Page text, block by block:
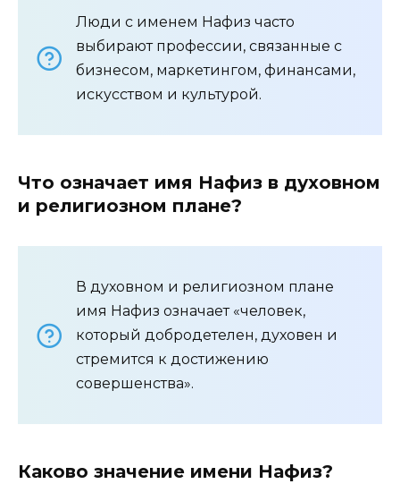
Люди с именем Нафиз часто
выбирают профессии, связанные с
бизнесом, маркетингом, финансами,
искусством и культурой.
Что означает имя Нафиз в духовном
и религиозном плане?
В духовном и религиозном плане
имя Нафиз означает «человек,
который добродетелен, духовен и
стремится к достижению
совершенства».
Каково значение имени Нафиз?